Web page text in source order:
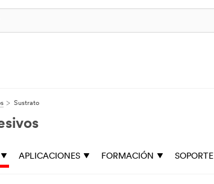
Sustrato
APLICACIONES FORMACIÓN SOPORTE